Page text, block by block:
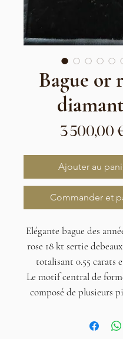
Bague or
3 500,00
Ajouter au
Commander et
Elégante bague des
rose 18 kt sertie
totalisant 0.55 carats
Le motif central de
composé de plusieurs
entouré de 4 diamants